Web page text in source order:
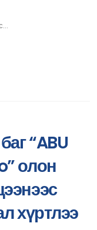
“ABU
олон
хүртлээ